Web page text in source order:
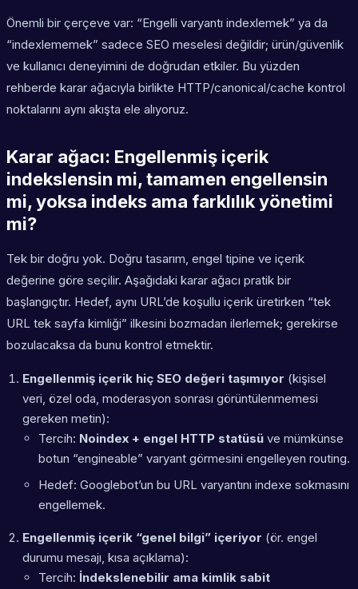
Önemli bir çerçeve var: “Engelli varyantı indexlemek” ya da
“indexlememek” sadece SEO meselesi değildir; ürün/güvenlik
ve kullanıcı deneyimini de doğrudan etkiler. Bu yüzden
rehberde karar ağacıyla birlikte HTTP/canonical/cache kontrol
noktalarını aynı akışta ele alıyoruz.
Karar ağacı: Engellenmiş içerik
indekslensin mi, tamamen engellensin
mi, yoksa indeks ama farklılık yönetimi
mi?
Tek bir doğru yok. Doğru tasarım, engel tipine ve içerik
değerine göre seçilir. Aşağıdaki karar ağacı pratik bir
başlangıçtır. Hedef, aynı URL’de koşullu içerik üretirken “tek
URL tek sayfa kimliği” ilkesini bozmadan ilerlemek; gerekirse
bozulacaksa da bunu kontrol etmektir.
Engellenmiş içerik hiç SEO değeri taşımıyor (kişisel
veri, özel oda, moderasyon sonrası görüntülenmemesi
gereken metin):
Tercih: Noindex + engel HTTP statüsü ve mümkünse
botun “engineable” varyant görmesini engelleyen routing.
Hedef: Googlebot’un bu URL varyantını indexe sokmasını
engellemek.
Engellenmiş içerik “genel bilgi” içeriyor (ör. engel
durumu mesajı, kısa açıklama):
Tercih: İndekslenebilir ama kimlik sabit